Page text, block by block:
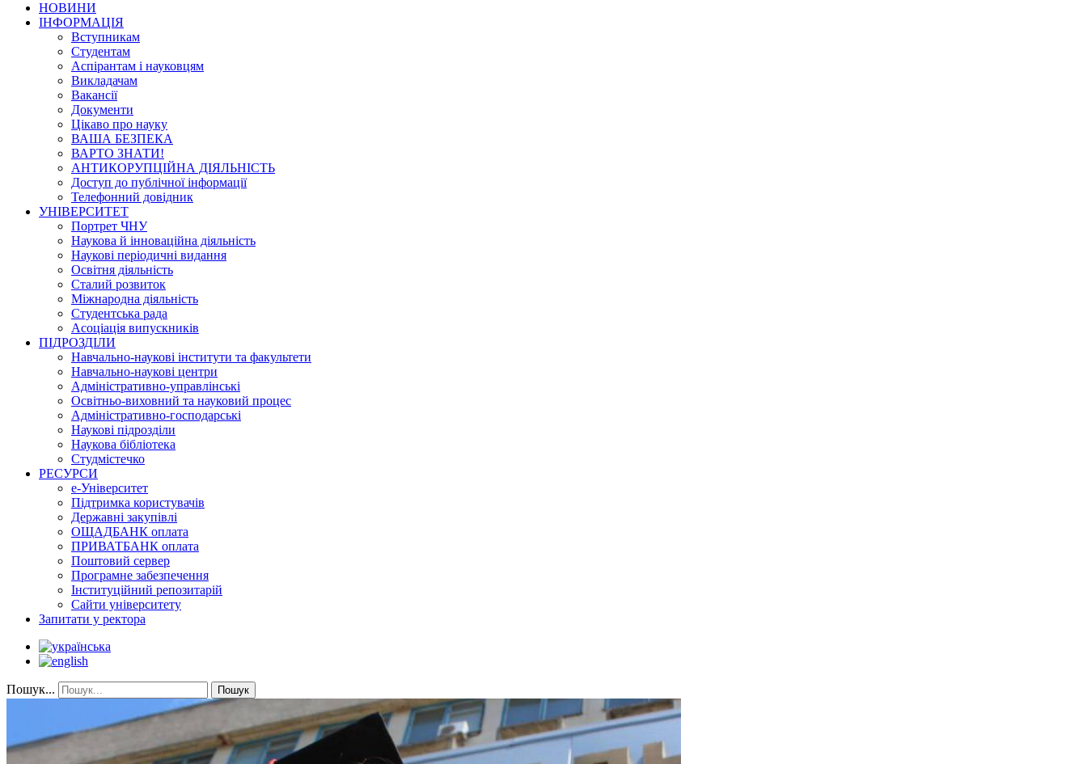
НОВИНИ
ІНФОРМАЦІЯ
Вступникам
Студентам
Аспірантам і науковцям
Викладачам
Вакансії
Документи
Цікаво про науку
ВАША БЕЗПЕКА
ВАРТО ЗНАТИ!
АНТИКОРУПЦІЙНА ДІЯЛЬНІСТЬ
Доступ до публічної інформації
Телефонний довідник
УНІВЕРСИТЕТ
Портрет ЧНУ
Наукова й інноваційна діяльність
Наукові періодичні видання
Освітня діяльність
Сталий розвиток
Міжнародна діяльність
Студентська рада
Асоціація випускників
ПІДРОЗДІЛИ
Навчально-наукові інститути та факультети
Навчально-наукові центри
Адміністративно-управлінські
Освітньо-виховний та науковий процес
Адміністративно-господарські
Наукові підрозділи
Наукова бібліотека
Студмістечко
РЕСУРСИ
е-Університет
Підтримка користувачів
Державні закупівлі
ОЩАДБАНК оплата
ПРИВАТБАНК оплата
Поштовий сервер
Програмне забезпечення
Інституційний репозитарій
Сайти університету
Запитати у ректора
Пошук... Пошук